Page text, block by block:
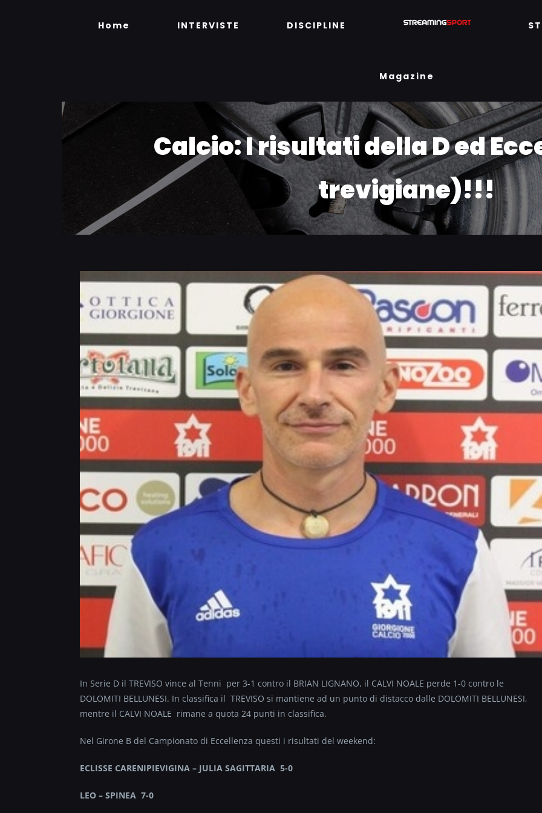
Home INTERVISTE DISCIPLINE
Magazine
Calcio: I risultati della D ed
trevigiane)!!!
In Serie D il TREVISO vince al Tenni per 3-1 contro il BRIAN LIGNANO, il CALVI NOALE perde 1-0 contro le
DOLOMITI BELLUNESI. In classifica il TREVISO si mantiene ad un punto di distacco dalle DOLOMITI BELLUNESI,
mentre il CALVI NOALE rimane a quota 24 punti in classifica.
Nel Girone B del Campionato di Eccellenza questi i risultati del weekend:
ECLISSE CARENIPIEVIGINA – JULIA SAGITTARIA 5-0
LEO – SPINEA 7-0